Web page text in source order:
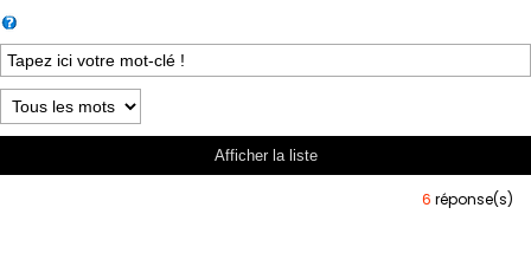
6 réponse(s)